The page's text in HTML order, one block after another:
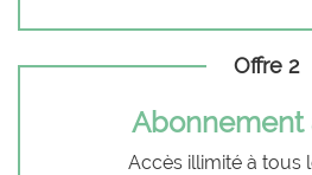
Offre 2
Abonnement
Accès illimité à tous